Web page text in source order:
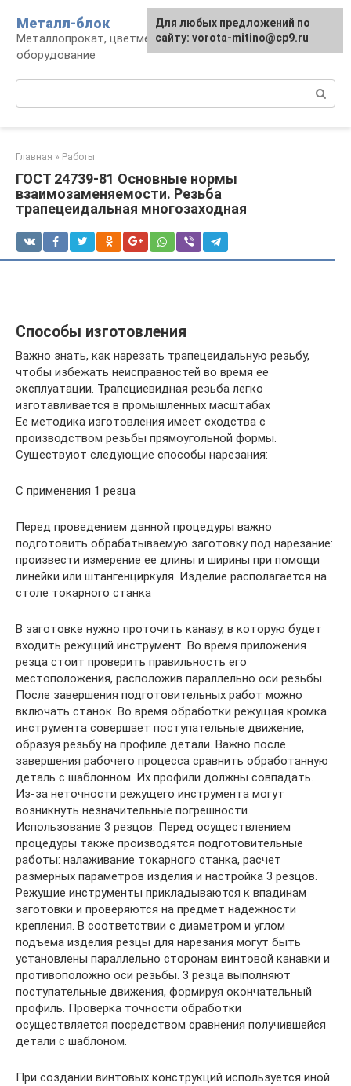
контенту
Металл-блок
Металлопрокат, цветмет, обработка и
оборудование
Главная » Работы
ГОСТ 24739-81 Основные нормы
взаимозаменяемости. Резьба
трапецеидальная многозаходная
Способы изготовления
Важно знать, как нарезать трапецеидальную резьбу,
чтобы избежать неисправностей во время ее
эксплуатации. Трапециевидная резьба легко
изготавливается в промышленных масштабах
Ее методика изготовления имеет сходства с
производством резьбы прямоугольной формы.
Существуют следующие способы нарезания:
С применения 1 резца
Перед проведением данной процедуры важно
подготовить обрабатываемую заготовку под нарезание:
произвести измерение ее длины и ширины при помощи
линейки или штангенциркуля. Изделие располагается на
столе токарного станка
В заготовке нужно проточить канаву, в которую будет
входить режущий инструмент. Во время приложения
резца стоит проверить правильность его
местоположения, расположив параллельно оси резьбы.
После завершения подготовительных работ можно
включать станок. Во время обработки режущая кромка
инструмента совершает поступательные движение,
образуя резьбу на профиле детали. Важно после
завершения рабочего процесса сравнить обработанную
деталь с шаблонном. Их профили должны совпадать.
Из-за неточности режущего инструмента могут
возникнуть незначительные погрешности.
Использование 3 резцов. Перед осуществлением
процедуры также производятся подготовительные
работы: налаживание токарного станка, расчет
размерных параметров изделия и настройка 3 резцов.
Режущие инструменты прикладываются к впадинам
заготовки и проверяются на предмет надежности
крепления. В соответствии с диаметром и углом
подъема изделия резцы для нарезания могут быть
установлены параллельно сторонам винтовой канавки и
противоположно оси резьбы. 3 резца выполняют
поступательные движения, формируя окончательный
профиль. Проверка точности обработки
осуществляется посредством сравнения получившейся
детали с шаблоном.
При создании винтовых конструкций используется иной
Для любых предложений по
сайту: vorota-mitino@cp9.ru